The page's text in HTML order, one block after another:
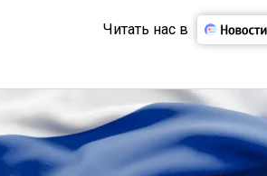
Читать нас в